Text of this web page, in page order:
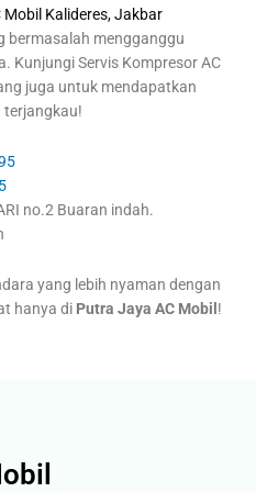
Mobil Kalideres, Jakbar
bermasalah mengganggu
Kunjungi Servis Kompresor AC
juga untuk mendapatkan
terjangkau!
no.2 Buaran indah.
yang lebih nyaman dengan
hanya di Putra Jaya AC Mobil !